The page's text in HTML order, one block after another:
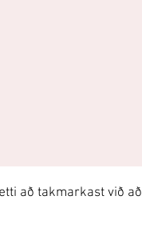
að takmarkast við að